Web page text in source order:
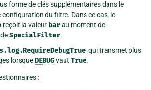
forme de clés supplémentaires dans le
configuration du filtre. Dans ce cas, le
reçoit la valeur barau moment de
SpecialFilter.
, qui transmet plus
lorsqueDEBUGvaut True.
: